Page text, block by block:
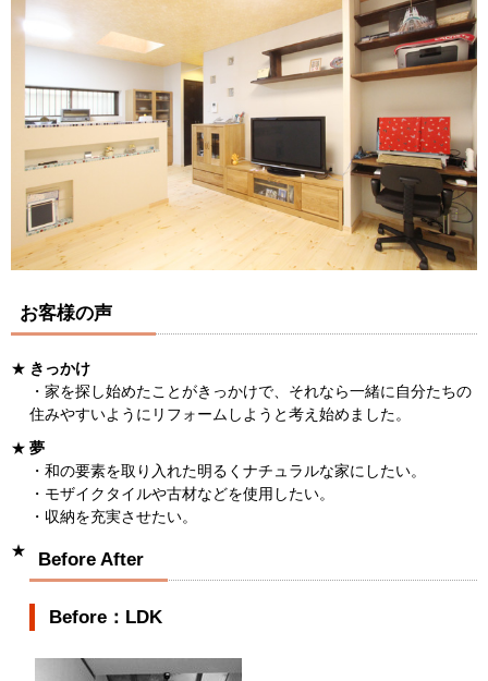
お客様の声
きっかけ
・家を探し始めたことがきっかけで、それなら一緒に自分たちの
住みやすいようにリフォームしようと考え始めました。
夢
・和の要素を取り入れた明るくナチュラルな家にしたい。
・モザイクタイルや古材などを使用したい。
・収納を充実させたい。
Before After
Before：LDK